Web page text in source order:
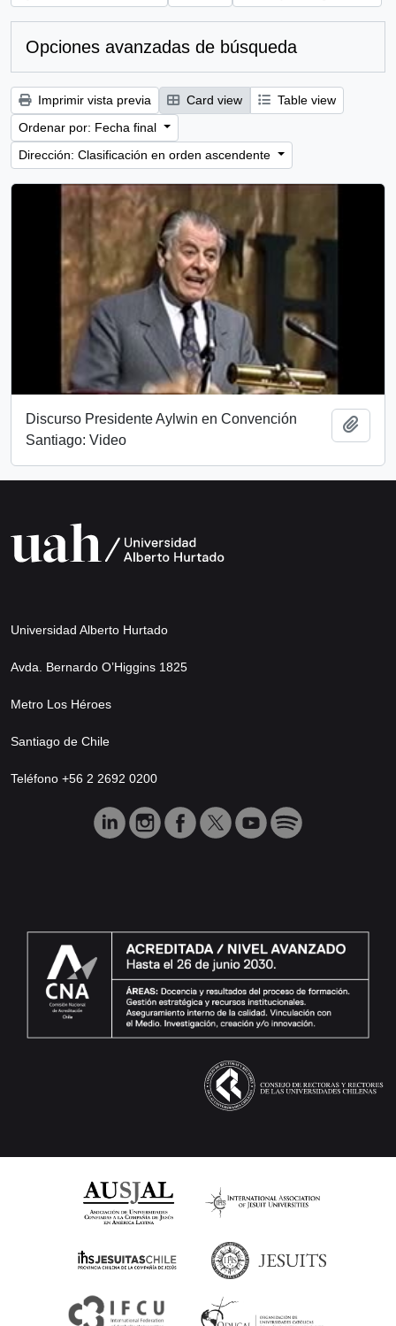
Opciones avanzadas de búsqueda
Imprimir vista previa Card view
Table view
Ordenar por: Fecha final
Dirección: Clasificación en orden ascendente
Discurso Presidente Aylwin en Convención
Santiago: Video
Universidad Alberto Hurtado
Avda. Bernardo O’Higgins 1825
Metro Los Héroes
Santiago de Chile
Teléfono +56 2 2692 0200